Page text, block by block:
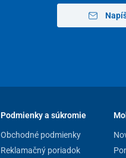
Podmienky a súkromie
Obchodné podmienky
Reklamačný poriadok